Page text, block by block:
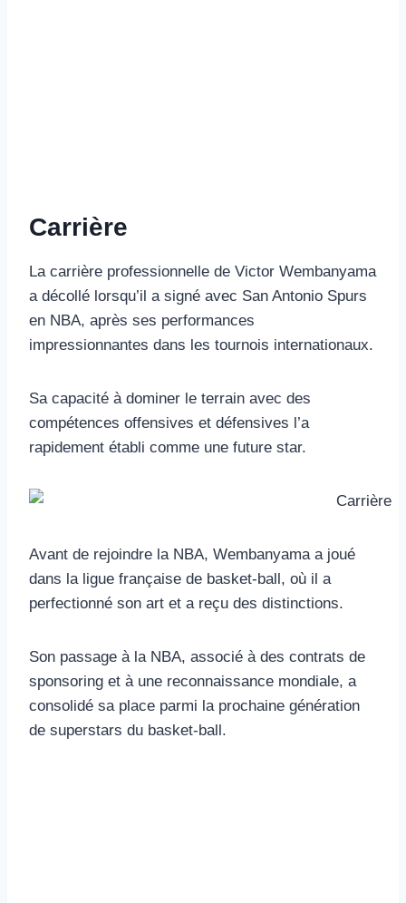
Carrière
La carrière professionnelle de Victor Wembanyama
a décollé lorsqu’il a signé avec San Antonio Spurs
en NBA, après ses performances
impressionnantes dans les tournois internationaux.
Sa capacité à dominer le terrain avec des
compétences offensives et défensives l’a
rapidement établi comme une future star.
Avant de rejoindre la NBA, Wembanyama a joué
dans la ligue française de basket-ball, où il a
perfectionné son art et a reçu des distinctions.
Son passage à la NBA, associé à des contrats de
sponsoring et à une reconnaissance mondiale, a
consolidé sa place parmi la prochaine génération
de superstars du basket-ball.